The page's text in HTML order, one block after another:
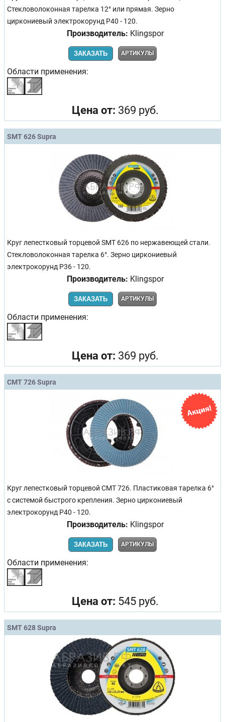
Стекловолоконная тарелка 12° или прямая. Зерно
циркониевый электрокорунд Р40 - 120.
Производитель: Klingspor
ЗАКАЗАТЬ АРТИКУЛЫ
Области применения:
Цена от: 369 руб.
SMT 626 Supra
Круг лепестковый торцевой SMT 626 по нержавеющей стали.
Стекловолоконная тарелка 6°. Зерно циркониевый
электрокорунд Р36 - 120.
Производитель: Klingspor
ЗАКАЗАТЬ АРТИКУЛЫ
Области применения:
Цена от: 369 руб.
CMT 726 Supra
Круг лепестковый торцевой CMT 726. Пластиковая тарелка 6°
с системой быстрого крепления. Зерно циркониевый
электрокорунд Р40 - 120.
Производитель: Klingspor
ЗАКАЗАТЬ АРТИКУЛЫ
Области применения:
Цена от: 545 руб.
SMT 628 Supra